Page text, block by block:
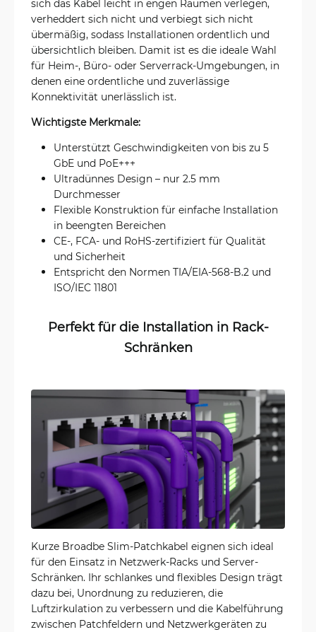
sich das Kabel leicht in engen Räumen verlegen,
verheddert sich nicht und verbiegt sich nicht
übermäßig, sodass Installationen ordentlich und
übersichtlich bleiben. Damit ist es die ideale Wahl
für Heim-, Büro- oder Serverrack-Umgebungen, in
denen eine ordentliche und zuverlässige
Konnektivität unerlässlich ist.
Wichtigste Merkmale:
Unterstützt Geschwindigkeiten von bis zu 5
GbE und PoE+++
Ultradünnes Design – nur 2.5 mm
Durchmesser
Flexible Konstruktion für einfache Installation
in beengten Bereichen
CE-, FCA- und RoHS-zertifiziert für Qualität
und Sicherheit
Entspricht den Normen TIA/EIA-568-B.2 und
ISO/IEC 11801
Perfekt für die Installation in Rack-
Schränken
Kurze Broadbe Slim-Patchkabel eignen sich ideal
für den Einsatz in Netzwerk-Racks und Server-
Schränken. Ihr schlankes und flexibles Design trägt
dazu bei, Unordnung zu reduzieren, die
Luftzirkulation zu verbessern und die Kabelführung
zwischen Patchfeldern und Netzwerkgeräten zu